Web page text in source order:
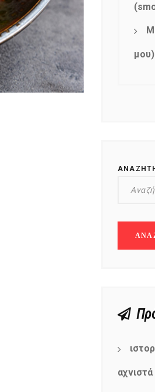
μου)